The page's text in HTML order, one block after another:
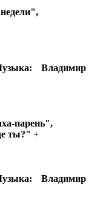
Владимир
парень",
ты?" +
Владимир